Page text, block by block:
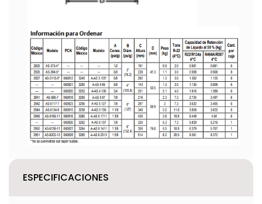
ESPECIFICACIONES